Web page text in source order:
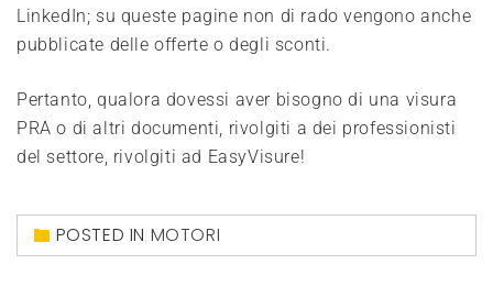
LinkedIn; su queste pagine non di rado vengono anche
pubblicate delle offerte o degli sconti.
Pertanto, qualora dovessi aver bisogno di una visura
PRA o di altri documenti, rivolgiti a dei professionisti
del settore, rivolgiti ad EasyVisure!
POSTED IN MOTORI